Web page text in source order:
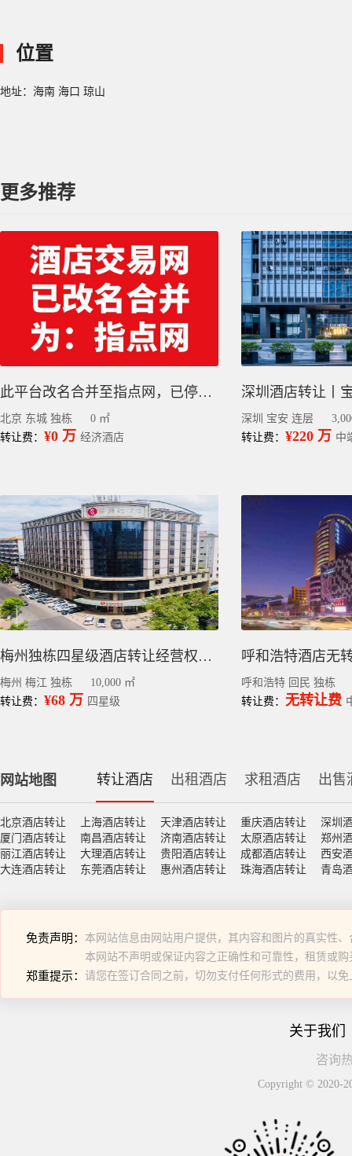
位置
地址：海南 海口 琼山
更多推荐
此平台改名合并至指点网，已停止更新，请到指点网小程序查看或发布信息
北京 东城 独栋
0 ㎡
转让费： ¥0 万 经济酒店
深圳 宝安 连层
转让费： ¥220 万 中
梅州独栋四星级酒店转让经营权丨梅江区中心区130间客房
梅州 梅江 独栋
10,000 ㎡
转让费： ¥68 万 四星级
呼和浩特 回民 独栋
转让费： 无转让费
网站地图 转让酒店 出租酒店 求租酒店 出售
北京酒店转让 上海酒店转让 天津酒店转让 重庆酒店转让
深圳
厦门酒店转让
南昌酒店转让 济南酒店转让 太原酒店转让
郑州
丽江酒店转让
大理酒店转让 贵阳酒店转让 成都酒店转让
西安
大连酒店转让
东莞酒店转让 惠州酒店转让 珠海酒店转让 青岛
免责声明： 本网站信息由网站用户提供，其内容和图片的真实性
本网站不声明或保证内容之正确性和可靠性，租赁或
郑重提示： 请您在签订合同之前，切勿支付任何形式的费用，以免
关于我们
咨询
Copyright © 2020-